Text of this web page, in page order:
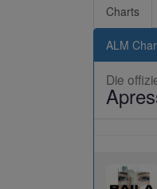
Charts
ALM
Die